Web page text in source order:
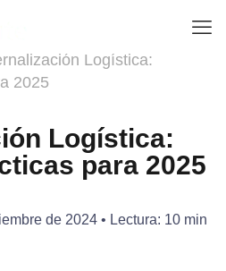
Logística:
2025
Logística:
para 2025
de 2024 • Lectura: 10 min